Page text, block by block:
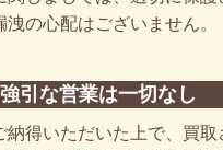
の心配はございません。
強引な営業は一切なし
納得いただいた上で、買取